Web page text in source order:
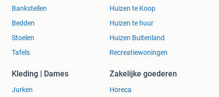
Bankstellen
Bedden
Stoelen
Tafels
Huizen te Koop
Huizen te huur
Huizen Buitenland
Recreatiewoningen
Kleding | Dames
Jurken
Zakelijke goederen
Horeca